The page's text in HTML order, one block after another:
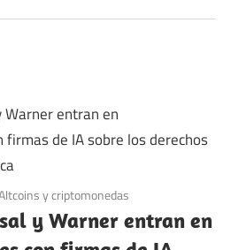
y criptomonedas
y Warner entran en